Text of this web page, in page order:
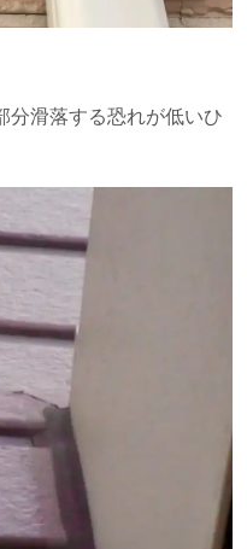
分滑落する恐れが低いひ